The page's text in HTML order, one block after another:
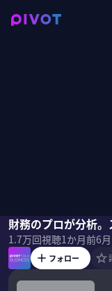
財務のプロが分析。
1.7万回視聴1か月前
田中慎一佐々木紀彦
フォロー